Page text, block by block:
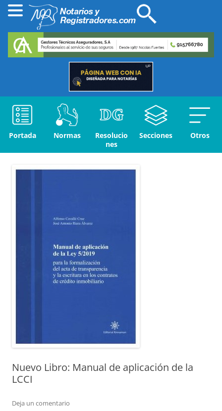
Portada Normas
Resolucio
nes
Secciones Otros
Nuevo Libro: Manual de aplicación de la
LCCI
Deja un comentario